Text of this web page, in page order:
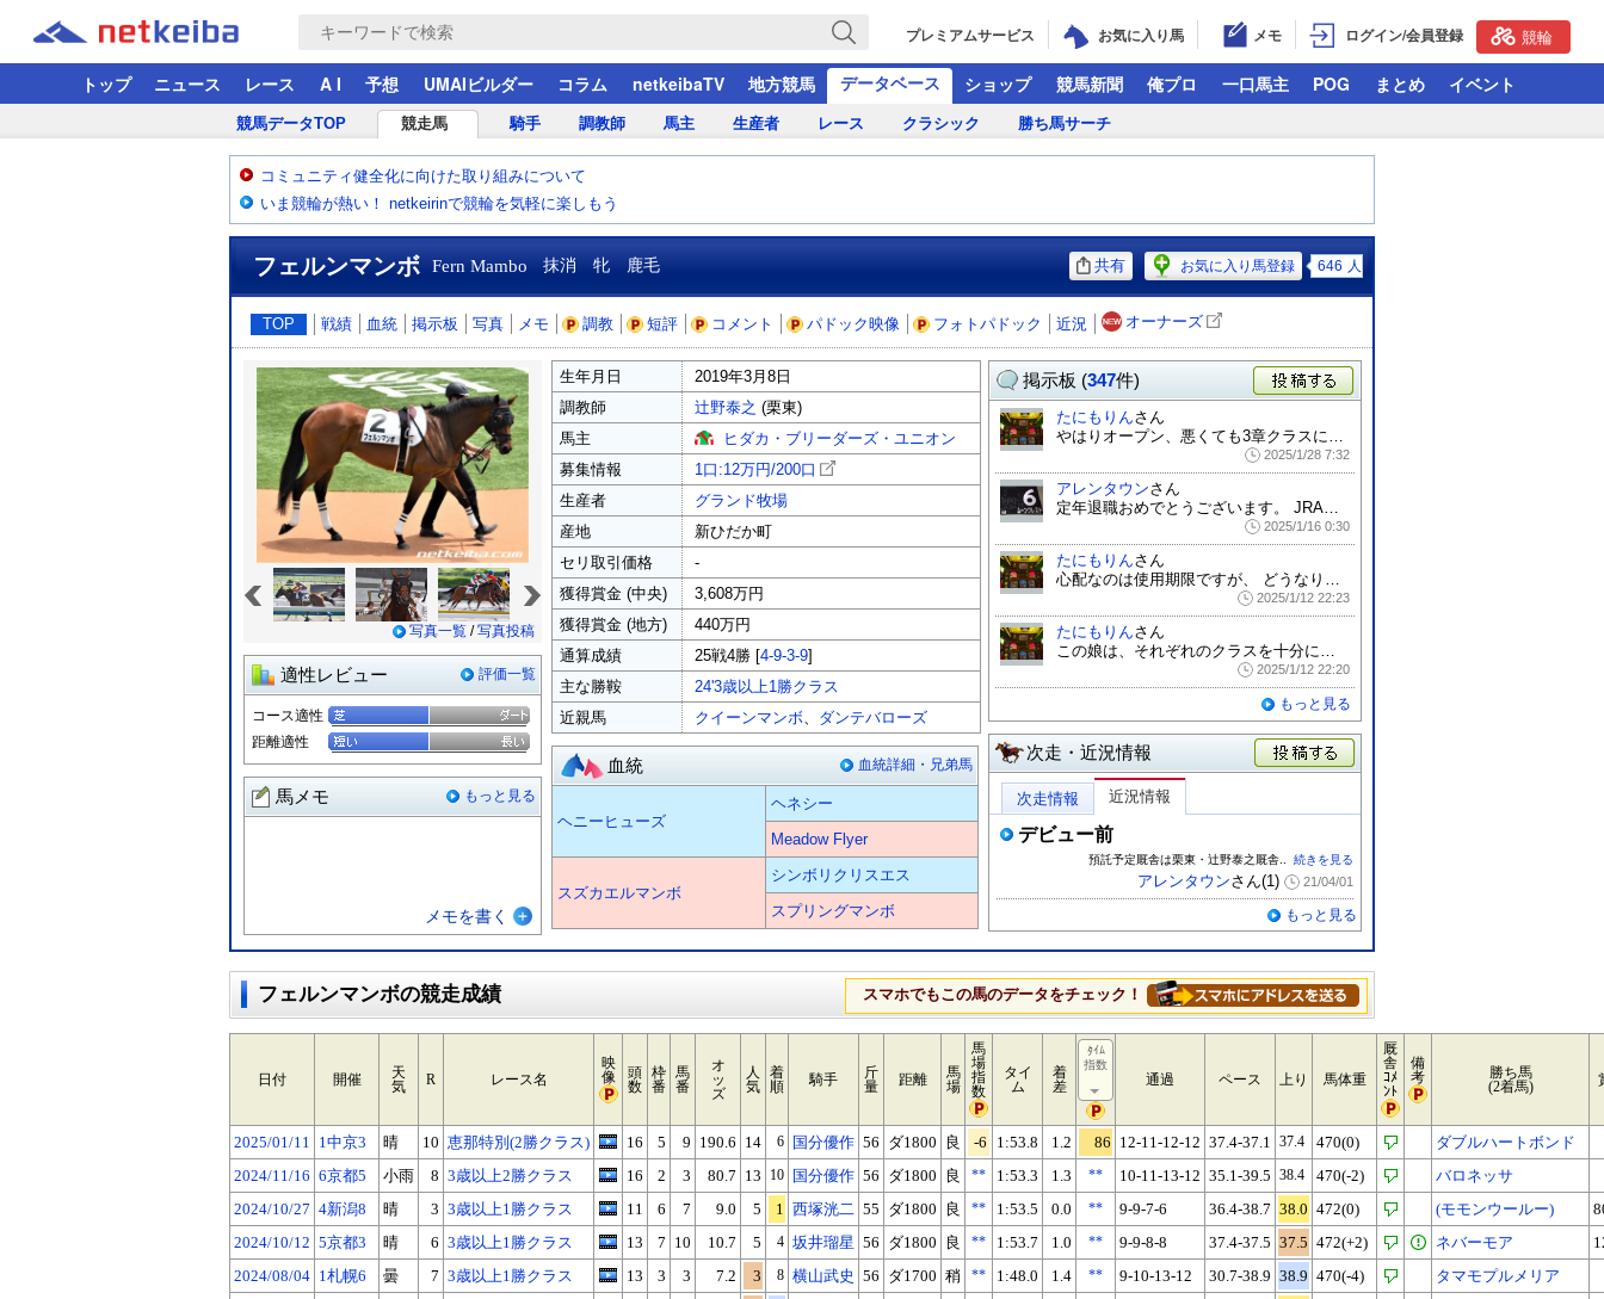
プレミアムサービス お気に入り馬 メモ ログイン/会員登録 競輪
トップ ニュース レース A I 予想 UMAIビルダー コラム netkeibaTV 地方競馬 データベース ショップ 競馬新聞 俺プロ 一口馬主 POG まとめ イベント
競馬データTOP 競走馬 騎手 調教師 馬主 生産者 レース クラシック 勝ち馬サーチ
コミュニティ健全化に向けた取り組みについて
いま競輪が熱い！ netkeirinで競輪を気軽に楽しもう
フェルンマンボ Fern Mambo 抹消 牝 鹿毛 共有 お気に入り馬登録 646 人
TOP 戦績 血統 掲示板 写真 メモ 調教 短評 コメント パドック映像 フォトパドック 近況 オーナーズ
写真一覧 /写真投稿
適性レビュー 評価一覧
コース適性
距離適性
馬メモ もっと見る
メモを書く
生年月日
2019年3月8日
調教師
辻野泰之 (栗東)
馬主
ヒダカ・ブリーダーズ・ユニオン
募集情報
1口:12万円/200口
生産者
グランド牧場
産地
新ひだか町
セリ取引価格
-
獲得賞金 (中央)
3,608万円
獲得賞金 (地方)
440万円
通算成績
25戦4勝 [4-9-3-9]
主な勝鞍
24'3歳以上1勝クラス
近親馬
クイーンマンボ、 ダンテバローズ
血統 血統詳細・兄弟馬
ヘニーヒューズ
ヘネシー
Meadow Flyer
スズカエルマンボ
シンボリクリスエス
スプリングマンボ
掲示板 (347件)
投稿する
たにもりんさん
やはりオープン、悪くても3章クラスになら...
2025/1/28 7:32
アレンタウンさん
定年退職おめでとうございます。 JRA、...
2025/1/16 0:30
たにもりんさん
心配なのは使用期限ですが、 どうなります...
2025/1/12 22:23
たにもりんさん
この娘は、それぞれのクラスを十分に楽しん...
2025/1/12 22:20
もっと見る
次走・近況情報
次走情報 近況情報
デビュー前
預託予定厩舎は栗東・辻野泰之厩舎.. 続きを見る
アレンタウンさん(1) 21/04/01
もっと見る
フェルンマンボの競走成績 スマホでもこの馬のデータをチェック！
日付 開催
天
気
R レース名
映
像
頭
数
枠
番
馬
番
オ
ッ
ズ
人
気
着
順
騎手
斤
量
距離
馬
場
馬
場
指
数
タイ
ム
着
差
ﾀｲﾑ
指数
通過 ペース 上り 馬体重
厩
舎
ｺﾒ
ﾝﾄ
備
考
勝ち馬
(2着馬)
2025/01/11 1中京3 晴 10 恵那特別(2勝クラス) 16 5 9 190.6 14 6 国分優作 56 ダ1800 良 -6 1:53.8 1.2 86 12-11-12-12 37.4-37.1 37.4 470(0)
ダブルハートボンド
2024/11/16 6京都5 小雨 8 3歳以上2勝クラス 16 2 3 80.7 13 10 国分優作 56 ダ1800 良 ** 1:53.3 1.3 ** 10-11-13-12 35.1-39.5 38.4 470(-2)
バロネッサ
2024/10/27 4新潟8 晴 3 3歳以上1勝クラス 11 6 7 9.0 5 1 西塚洸二 55 ダ1800 良 ** 1:53.5 0.0 ** 9-9-7-6 36.4-38.7 38.0 472(0) (モモンウールー)
2024/10/12 5京都3 晴 6 3歳以上1勝クラス 13 7 10 10.7 5 4 坂井瑠星 56 ダ1800 良 ** 1:53.7 1.0 ** 9-9-8-8 37.4-37.5 37.5 472(+2) ネバーモア
2024/08/04 1札幌6 曇 7 3歳以上1勝クラス 13 3 3 7.2 3 8 横山武史 56 ダ1700 稍 ** 1:48.0 1.4 ** 9-10-13-12 30.7-38.9 38.9 470(-4)
タマモプルメリア